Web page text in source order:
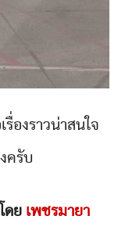
รื่องราวน่าสนใจ
ครับ
ดย เพชรมายา